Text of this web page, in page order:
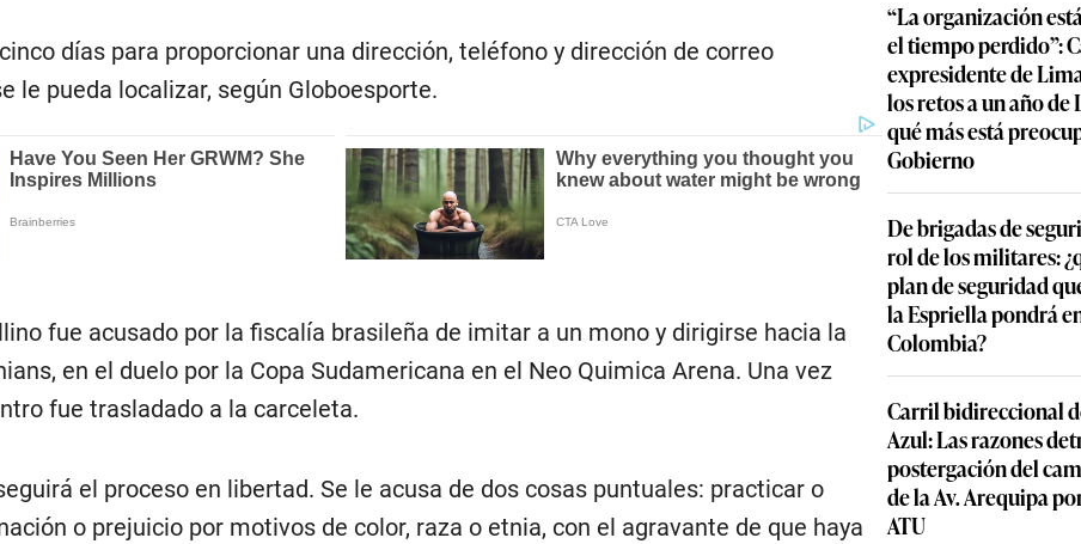
días para proporcionar una dirección, teléfono y dirección de correo
le pueda localizar, según Globoesporte.
fue acusado por la fiscalía brasileña de imitar a un mono y dirigirse hacia la
en el duelo por la Copa Sudamericana en el Neo Quimica Arena. Una vez
fue trasladado a la carceleta.
el proceso en libertad. Se le acusa de dos cosas puntuales: practicar o
o prejuicio por motivos de color, raza o etnia, con el agravante de que haya
“La organización
el tiempo perdido”:
expresidente de
los retos a un año de
qué más está
Gobierno
De brigadas de
rol de los militares:
plan de seguridad
la Espriella pondrá
Colombia?
Carril bidireccional
Azul: Las razones
postergación del
de la Av. Arequipa
ATU